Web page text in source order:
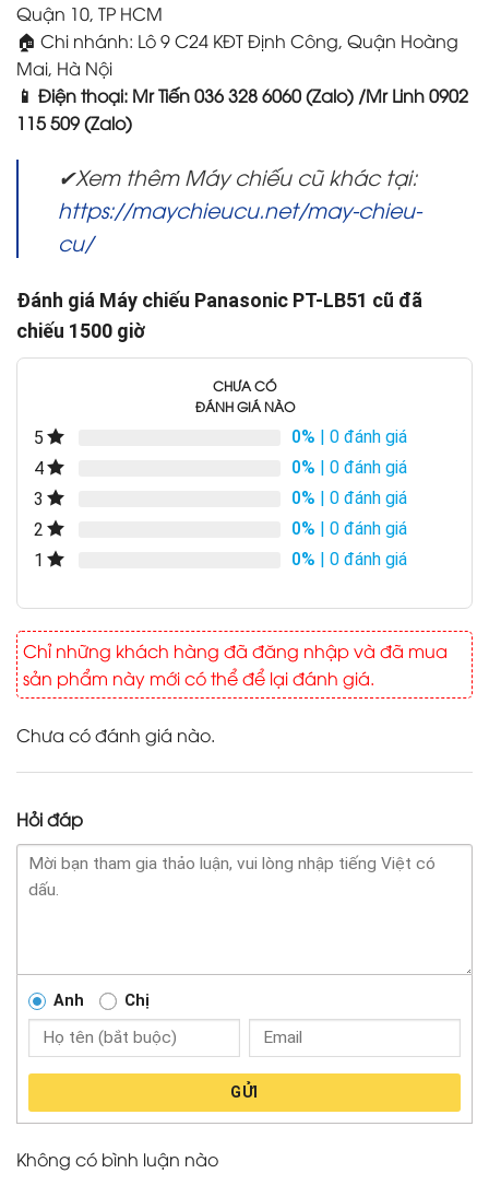
Quận 10, TP HCM
🏠 Chi nhánh: Lô 9 C24 KĐT Định Công, Quận Hoàng
Mai, Hà Nội
📱 Điện thoại: Mr Tiến 036 328 6060 (Zalo) /Mr Linh 0902
115 509 (Zalo)
✔Xem thêm Máy chiếu cũ khác tại:
https://maychieucu.net/may-chieu-
cu/
Đánh giá Máy chiếu Panasonic PT-LB51 cũ đã
chiếu 1500 giờ
CHƯA CÓ
ĐÁNH GIÁ NÀO
5 0% | 0 đánh giá
4
0% | 0 đánh giá
3
0% | 0 đánh giá
2
0% | 0 đánh giá
1
0% | 0 đánh giá
Chỉ những khách hàng đã đăng nhập và đã mua
sản phẩm này mới có thể để lại đánh giá.
Chưa có đánh giá nào.
Hỏi đáp
Anh Chị
GỬI
Không có bình luận nào